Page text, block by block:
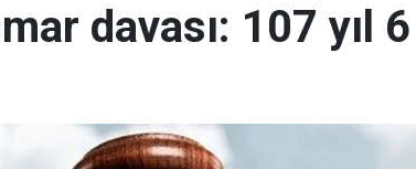
davası: 107 yıl 6